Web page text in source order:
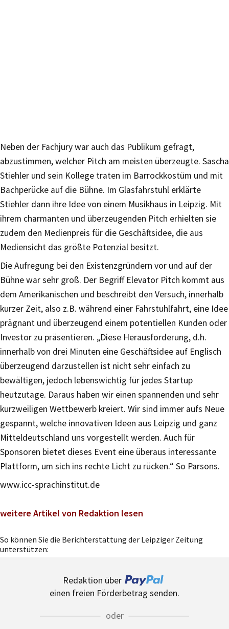
Neben der Fachjury war auch das Publikum gefragt,
abzustimmen, welcher Pitch am meisten überzeugte. Sascha
Stiehler und sein Kollege traten im Barrockkostüm und mit
Bachperücke auf die Bühne. Im Glasfahrstuhl erklärte
Stiehler dann ihre Idee von einem Musikhaus in Leipzig. Mit
ihrem charmanten und überzeugenden Pitch erhielten sie
zudem den Medienpreis für die Geschäftsidee, die aus
Mediensicht das größte Potenzial besitzt.
Die Aufregung bei den Existenzgründern vor und auf der
Bühne war sehr groß. Der Begriff Elevator Pitch kommt aus
dem Amerikanischen und beschreibt den Versuch, innerhalb
kurzer Zeit, also z.B. während einer Fahrstuhlfahrt, eine Idee
prägnant und überzeugend einem potentiellen Kunden oder
Investor zu präsentieren. „Diese Herausforderung, d.h.
innerhalb von drei Minuten eine Geschäftsidee auf Englisch
überzeugend darzustellen ist nicht sehr einfach zu
bewältigen, jedoch lebenswichtig für jedes Startup
heutzutage. Daraus haben wir einen spannenden und sehr
kurzweiligen Wettbewerb kreiert. Wir sind immer aufs Neue
gespannt, welche innovativen Ideen aus Leipzig und ganz
Mitteldeutschland uns vorgestellt werden. Auch für
Sponsoren bietet dieses Event eine überaus interessante
Plattform, um sich ins rechte Licht zu rücken.“ So Parsons.
www.icc-sprachinstitut.de
weitere Artikel von Redaktion lesen
So können Sie die Berichterstattung der Leipziger Zeitung
unterstützen:
Redaktion über
einen freien Förderbetrag senden.
oder